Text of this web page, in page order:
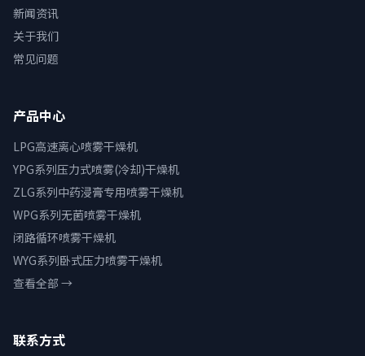
新闻资讯
关于我们
常见问题
产品中心
LPG高速离心喷雾干燥机
YPG系列压力式喷雾(冷却)干燥机
ZLG系列中药浸膏专用喷雾干燥机
WPG系列无菌喷雾干燥机
闭路循环喷雾干燥机
WYG系列卧式压力喷雾干燥机
查看全部 →
联系方式